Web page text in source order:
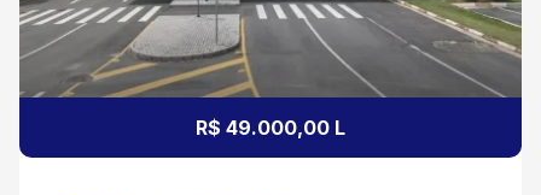
R$ 49.000,00 L